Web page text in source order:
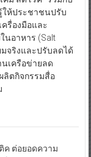
ให้ประชาชนปรับ
รื่องมือและ
นอาหาร (Salt
จริงและปรับลดได้
เครือข่ายลด
ลิตกิจกรรมสื่อ
ค ต่อยอดความ